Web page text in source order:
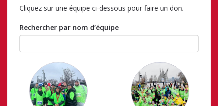
Cliquez sur une équipe ci-dessous pour faire un don.
Rechercher par nom d’équipe